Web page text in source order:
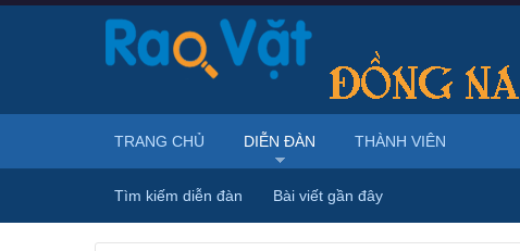
TRANG CHỦ DIỄN ĐÀN
Tìm kiếm diễn đàn Bài viết gần đây
THÀNH VIÊN